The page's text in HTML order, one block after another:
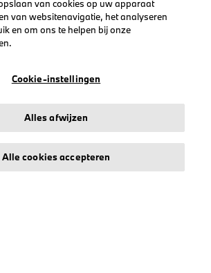
van cookies op uw apparaat
van websitenavigatie, het analyseren
en om ons te helpen bij onze
Cookie-instellingen
Alles afwijzen
Alle cookies accepteren